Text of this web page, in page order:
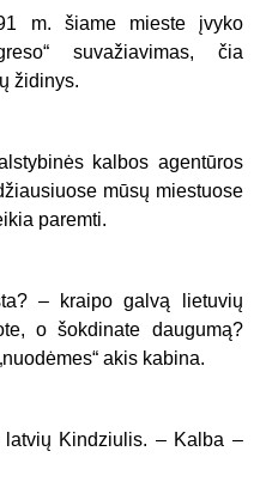
m. šiame mieste įvyko
suvažiavimas, čia
židinys.
kalbos agentūros
mūsų miestuose
paremti.
– kraipo galvą lietuvių
o šokdinate daugumą?
akis kabina.
Kindziulis. – Kalba –